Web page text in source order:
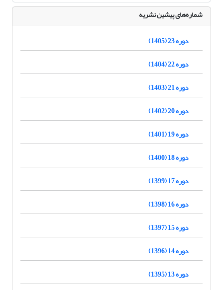
شماره‌های پیشین نشریه
دوره 23 (1405)
دوره 22 (1404)
دوره 21 (1403)
دوره 20 (1402)
دوره 19 (1401)
دوره 18 (1400)
دوره 17 (1399)
دوره 16 (1398)
دوره 15 (1397)
دوره 14 (1396)
دوره 13 (1395)